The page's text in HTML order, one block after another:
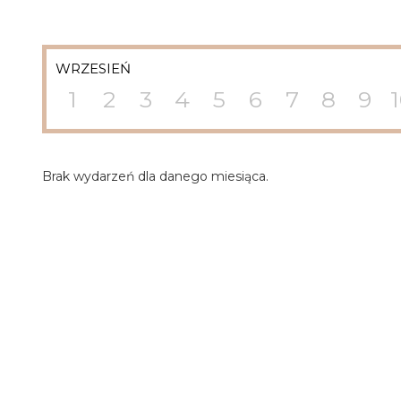
WRZESIEŃ
1 2 3 4 5 6 7 8 9
Brak wydarzeń dla danego miesiąca.